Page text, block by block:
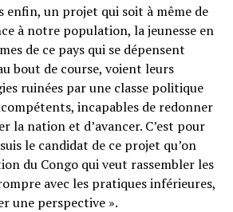
enfin, un projet qui soit à même de
à notre population, la jeunesse en
de ce pays qui se dépensent
bout de course, voient leurs
ruinées par une classe politique
incapables de redonner
la nation et d’avancer. C’est pour
le candidat de ce projet qu’on
du Congo qui veut rassembler les
avec les pratiques inférieures,
une perspective ».